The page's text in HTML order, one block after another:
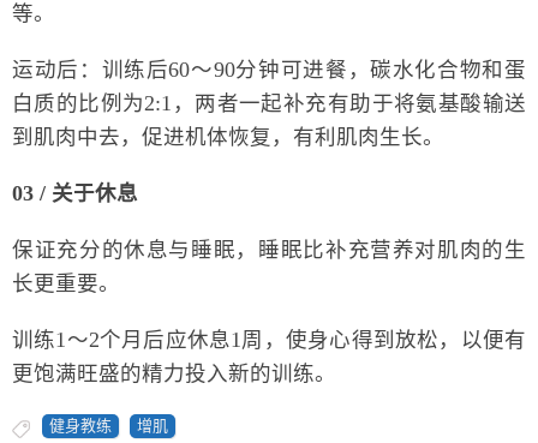
等。
运动后：训练后60～90分钟可进餐，碳水化合物和蛋
白质的比例为2:1，两者一起补充有助于将氨基酸输送
到肌肉中去，促进机体恢复，有利肌肉生长。
03 / 关于休息
保证充分的休息与睡眠，睡眠比补充营养对肌肉的生
长更重要。
训练1～2个月后应休息1周，使身心得到放松，以便有
更饱满旺盛的精力投入新的训练。
健身教练 增肌